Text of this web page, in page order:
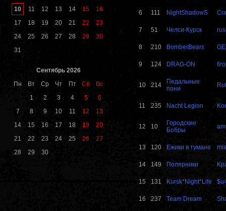
10
11 12 13 14 15
16
17
18 19 20 21 22
23
24
25 26 27 28 29
30
31
Сентябрь 2026
Пн
Вт Ср Чт Пт Сб
Вс
1
2 3 4 5
6
7
8 9 10 11 12
13
14
15 16 17 18 19
20
21
22 23 24 25 26
27
28
29 30
6 111 NightShadowS
7 51 Челси-Курск
8 210 BomberBears
9 124 DRAG-ON
10 214
Педальные
пони
11 235 Nacht Legion
12 10
Городские
Бобры
13 120 Ежики в тумане
14 149 Полярники
15 131 Kursk*Night*Life
16 237 Team Dream